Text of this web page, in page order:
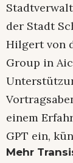
der Stadt
Hilgert von
Group in
einem
GPT ein,
Mehr